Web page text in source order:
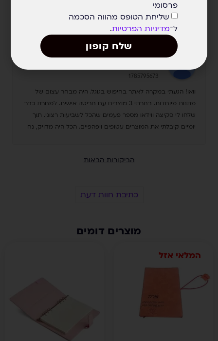
1785795673
וואו! הגעתי במקרה לאתר בחיפוש בגוגל. היה מבחר עצום של
מתנות מיוחדות. בחרתי 3 מוצרים עם חריטה אישית. למחרת כבר
שלחו לי סקיצה ווידאו מספר פעמים שהכל לשביעות רצוני. תוך
יומיים קיבלתי את המוצרים עטופים ויפהפיים. הכל היה מדויק, נח
הביקורות הבאות
כתיבת חוות דעת
מוצרים דומים
המלאי אזל
פרסומי
שליחת הטופס מהווה הסכמה
ל־מדיניות הפרטיות.
שלח קופון